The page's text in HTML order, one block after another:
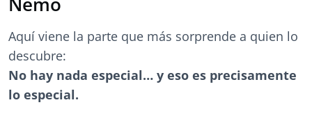
Aquí viene la parte que más sorprende a quien lo
descubre:
No hay nada especial… y eso es precisamente
lo especial.